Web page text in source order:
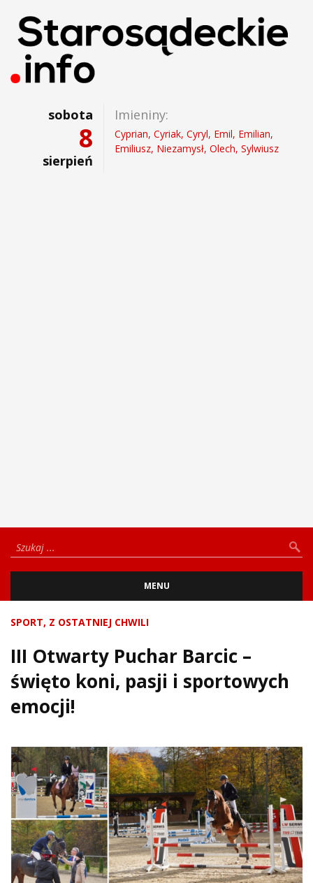
sobota
8
sierpień
Imieniny:
Cyprian, Cyriak, Cyryl, Emil, Emilian,
Emiliusz, Niezamysł, Olech, Sylwiusz
MENU
SPORT, Z OSTATNIEJ CHWILI
III Otwarty Puchar Barcic –
święto koni, pasji i sportowych
emocji!